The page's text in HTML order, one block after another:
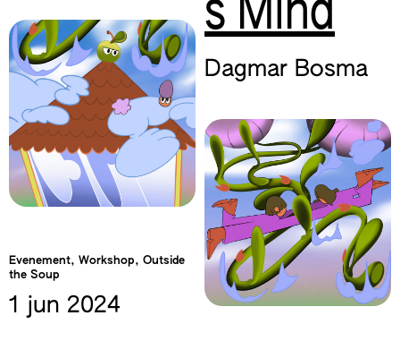
Evenement, Workshop, Outside
the Soup
1 jun 2024
s Mind
Dagmar Bosma